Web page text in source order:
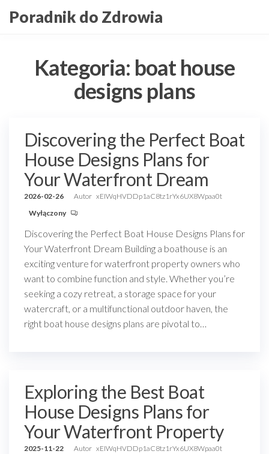
doPoradnik do Zdrowia
Kategoria: boat house
designs plans
Discovering the Perfect Boat
House Designs Plans for
Your Waterfront Dream
2026-02-26 Autor xEIWqHVDDp1aC8tz1rYx6UX8Wpaa0t
Wyłączony
Discovering the Perfect Boat House Designs Plans for
Your Waterfront Dream Building a boathouse is an
exciting venture for waterfront property owners who
want to combine function and style. Whether you’re
seeking a cozy retreat, a storage space for your
watercraft, or a multifunctional outdoor haven, the
right boat house designs plans are pivotal to…
Exploring the Best Boat
House Designs Plans for
Your Waterfront Property
2025-11-22 Autor xEIWqHVDDp1aC8tz1rYx6UX8Wpaa0t